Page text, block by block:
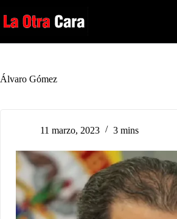
al
contenido
Álvaro Gómez
11 marzo, 2023 3 mins